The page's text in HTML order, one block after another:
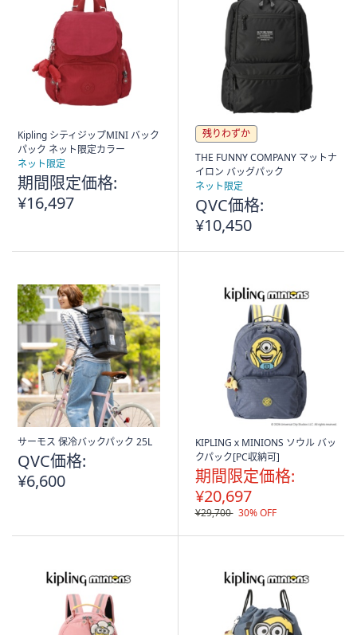
Kipling シティジップMINI バック
パック ネット限定カラー
ネット限定
期間限定価格:
¥16,497
残りわずか
THE FUNNY COMPANY マットナ
イロン バッグパック
ネット限定
QVC価格:
¥10,450
サーモス 保冷バックパック 25L
QVC価格:
¥6,600
KIPLINGｘMINIONS ソウル バッ
クパック[PC収納可]
期間限定価格:
¥20,697
¥29,700 30% OFF